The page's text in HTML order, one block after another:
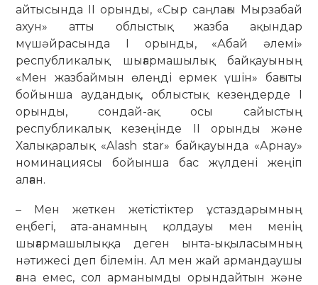
айтысында II орынды, «Сыр саңлағы Мырзабай
ахун» атты облыстық жазба ақындар
мүшәйрасында I орынды, «Абай әлемі»
республикалық шығармашылық байқауының
«Мен жазбаймын өлеңді ермек үшін» бағыты
бойынша аудандық, облыстық кезеңдерде I
орынды, сондай-ақ осы сайыстың
республикалық кезеңінде ІІ орынды және
Халықаралық «Alash star» байқауында «Арнау»
номинациясы бойынша бас жүлдені жеңіп
алған.
– Мен жеткен жетістіктер ұстаздарымның
еңбегі, ата-анамның қолдауы мен менің
шығармашылыққа деген ынта-ықыласымның
нәтижесі деп білемін. Ал мен жай армандаушы
ғана емес, сол арманымды орындайтын және